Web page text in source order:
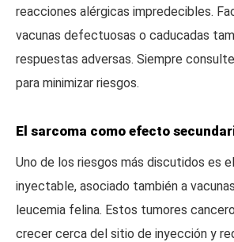
reacciones alérgicas impredecibles.
vacunas defectuosas o caducadas
respuestas adversas. Siempre
para minimizar riesgos.
El sarcoma como efecto
Uno de los riesgos más discutidos es
inyectable, asociado también a
leucemia felina. Estos tumores
crecer cerca del sitio de inyección y